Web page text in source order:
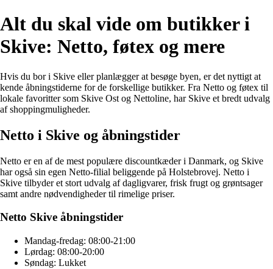
Alt du skal vide om butikker i
Skive: Netto, føtex og mere
Hvis du bor i Skive eller planlægger at besøge byen, er det nyttigt at
kende åbningstiderne for de forskellige butikker. Fra Netto og føtex til
lokale favoritter som Skive Ost og Nettoline, har Skive et bredt udvalg
af shoppingmuligheder.
Netto i Skive og åbningstider
Netto er en af de mest populære discountkæder i Danmark, og Skive
har også sin egen Netto-filial beliggende på Holstebrovej. Netto i
Skive tilbyder et stort udvalg af dagligvarer, frisk frugt og grøntsager
samt andre nødvendigheder til rimelige priser.
Netto Skive åbningstider
Mandag-fredag: 08:00-21:00
Lørdag: 08:00-20:00
Søndag: Lukket